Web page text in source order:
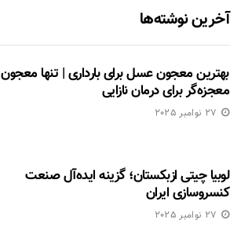
آخرین نوشته‌ها
بهترین معجون عسل برای بارداری | تنها معجون
معجزه‌گر برای درمان نازایی
27 نوامبر 2025
لوبیا چیتی ازبکستان؛ گزینه ایده‌آل صنعت
کنسروسازی ایران
27 نوامبر 2025